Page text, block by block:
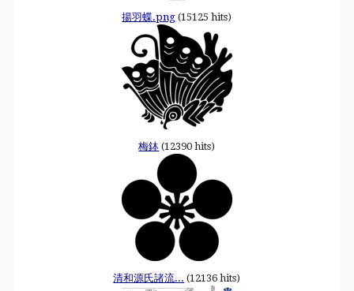
揚羽蝶.png (15125 hits)
梅鉢 (12390 hits)
清和源氏諸流... (12136 hits)